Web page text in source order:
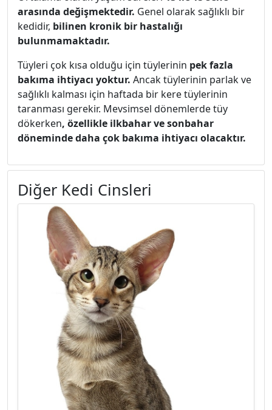
arasında değişmektedir. Genel olarak sağlıklı bir
kedidir, bilinen kronik bir hastalığı
bulunmamaktadır.
Tüyleri çok kısa olduğu için tüylerinin pek fazla
bakıma ihtiyacı yoktur. Ancak tüylerinin parlak ve
sağlıklı kalması için haftada bir kere tüylerinin
taranması gerekir. Mevsimsel dönemlerde tüy
dökerken, özellikle ilkbahar ve sonbahar
döneminde daha çok bakıma ihtiyacı olacaktır.
Diğer Kedi Cinsleri